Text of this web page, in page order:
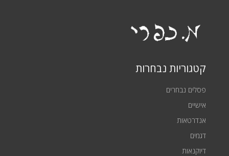
קטגוריות נבחרות
פסלים נבחרים
אישיים
אנדרטאות
דגמים
דיוקנאות